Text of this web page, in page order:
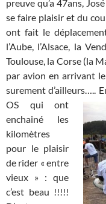
preuve qu’a 47ans,
se faire plaisir et du
ont fait le
l’Aube, l’Alsace, la
Toulouse, la Corse (la
par avion en arrivant
surement d’ailleurs…..
OS qui ont
enchainé les
kilomètres
pour le plaisir
de rider « entre
vieux » : que
c’est beau !!!!!